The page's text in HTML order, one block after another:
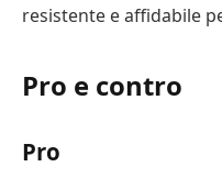
resistente e affidabile
Pro e contro
Pro